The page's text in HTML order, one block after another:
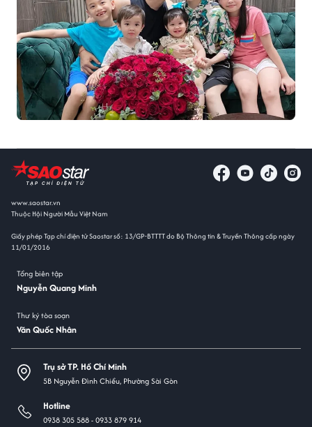
www.saostar.vn
Thuộc Hội Người Mẫu Việt Nam
Giấy phép Tạp chí điện tử Saostar số: 13/GP-BTTTT do Bộ Thông tin & Truyền Thông cấp ngày
11/01/2016
Tổng biên tập
Nguyễn Quang Minh
Thư ký tòa soạn
Văn Quốc Nhân
Trụ sở TP. Hồ Chí Minh
5B Nguyễn Đình Chiểu, Phường Sài Gòn
Hotline
0938 305 588 -0933 879 914